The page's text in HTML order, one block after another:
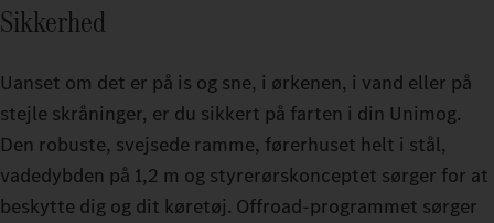
Sikkerhed
Uanset om det er på is og sne, i ørkenen, i vand eller på
stejle skråninger, er du sikkert på farten i din Unimog.
Den robuste, svejsede ramme, førerhuset helt i stål,
vadedybden på 1,2 m og styrerørskonceptet sørger for at
beskytte dig og dit køretøj. Offroad-programmet sørger